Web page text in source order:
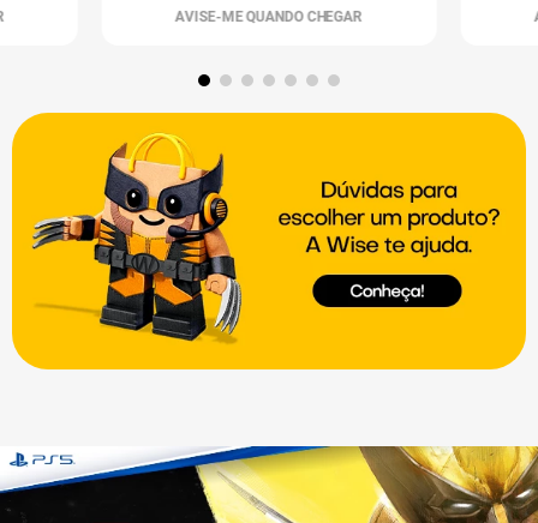
AVISE-ME QUANDO CHEGAR